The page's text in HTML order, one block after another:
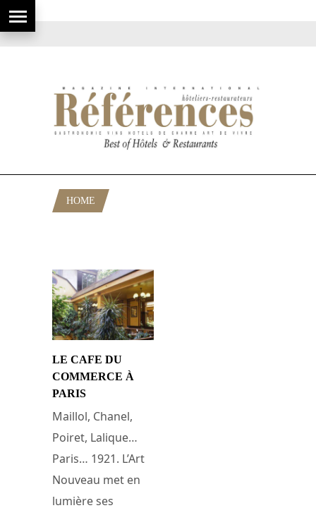
HOME
LE CAFE DU
COMMERCE À
PARIS
Maillol, Chanel,
Poiret, Lalique…
Paris… 1921. L’Art
Nouveau met en
lumière ses